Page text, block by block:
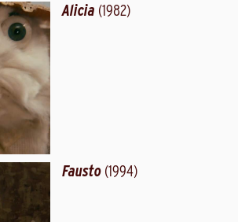
Alicia (1982)
Fausto (1994)